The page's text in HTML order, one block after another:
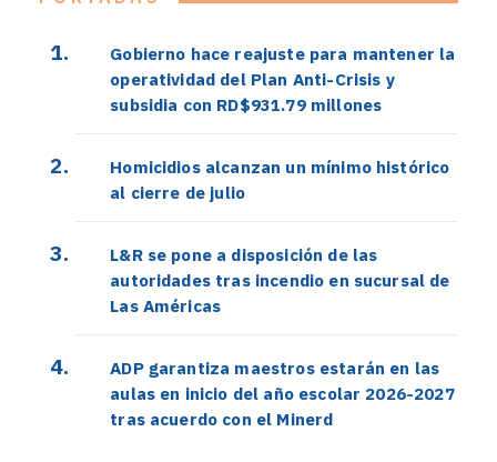
Gobierno hace reajuste para mantener la
operatividad del Plan Anti-Crisis y
subsidia con RD$931.79 millones
Homicidios alcanzan un mínimo histórico
al cierre de julio
L&R se pone a disposición de las
autoridades tras incendio en sucursal de
Las Américas
ADP garantiza maestros estarán en las
aulas en inicio del año escolar 2026-2027
tras acuerdo con el Minerd